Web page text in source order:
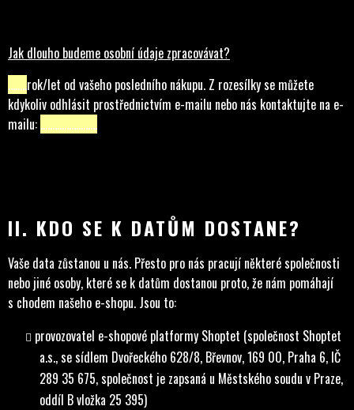
Jak dlouho budeme osobní údaje zpracovávat?
……..rok/let od vašeho posledního nákupu. Z rozesílky se můžete
kdykoliv odhlásit prostřednictvím e-mailu nebo nás kontaktujte na e-
mailu: ……………………
II. KDO SE K DATŮM DOSTANE?
Vaše data zůstanou u nás. Přesto pro nás pracují některé společnosti
nebo jiné osoby, které se k datům dostanou proto, že nám pomáhají
s chodem našeho e-shopu. Jsou to:
provozovatel e-shopové platformy Shoptet (společnost Shoptet
a.s., se sídlem Dvořeckého 628/8, Břevnov, 169 00, Praha 6, IČ
289 35 675, společnost je zapsaná u Městského soudu v Praze,
oddíl B vložka 25 395)